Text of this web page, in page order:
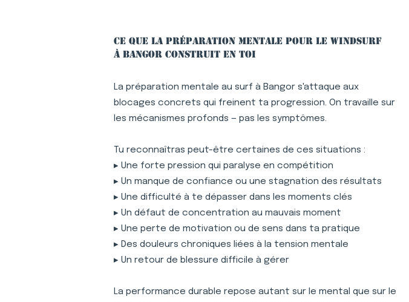
Ce que la préparation mentale pour le windsurf
à Bangor construit en toi
La préparation mentale au surf à Bangor s'attaque aux
blocages concrets qui freinent ta progression. On travaille sur
les mécanismes profonds — pas les symptômes.
Tu reconnaîtras peut-être certaines de ces situations :
▸ Une forte pression qui paralyse en compétition
▸ Un manque de confiance ou une stagnation des résultats
▸ Une difficulté à te dépasser dans les moments clés
▸ Un défaut de concentration au mauvais moment
▸ Une perte de motivation ou de sens dans ta pratique
▸ Des douleurs chroniques liées à la tension mentale
▸ Un retour de blessure difficile à gérer
La performance durable repose autant sur le mental que sur le